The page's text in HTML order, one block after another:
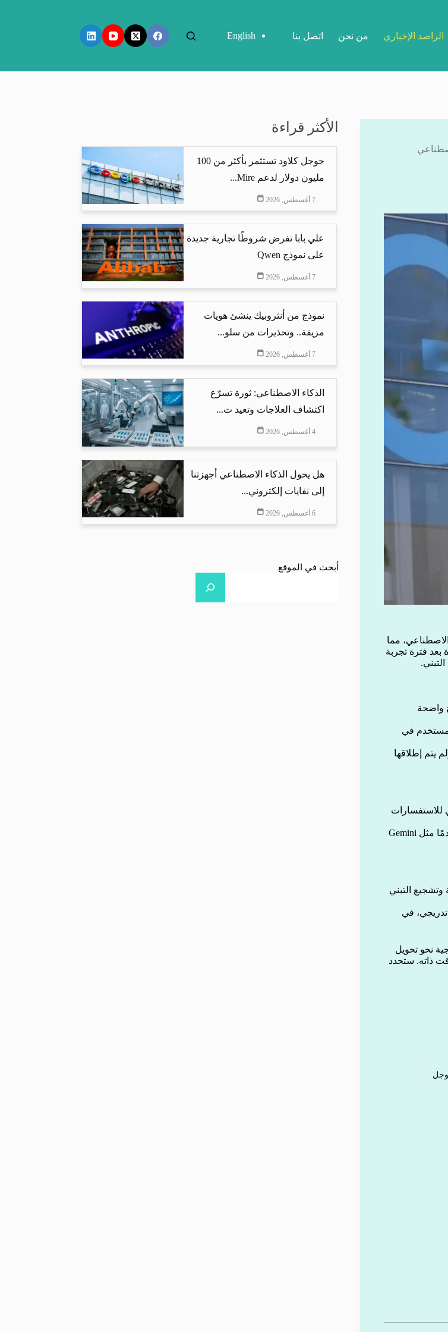
الراصد الإخباري من نحن اتصل بنا English
مما
بعد فترة تجربة
واضحة
في
يتم إطلاقها
للاستفسارات
يحصل مشتركو باقة Google One على الوصول إلى نماذج ذكاء اصطناعي أكثر تقدمًا مثل Gemini
التبني
تدريجي، في
نحو تحويل
ذاته. ستحدد
الأكثر قراءة
جوجل كلاود تستثمر بأكثر من 100
مليون دولار لدعم Mire...
7 أغسطس, 2026
علي بابا تفرض شروطًا تجارية جديدة
على نموذج Qwen
7 أغسطس, 2026
نموذج من أنثروبيك ينشئ هويات
مزيفة.. وتحذيرات من سلو...
7 أغسطس, 2026
الذكاء الاصطناعي: ثورة تسرّع
اكتشاف العلاجات وتعيد ت...
4 أغسطس, 2026
هل يحول الذكاء الاصطناعي أجهزتنا
إلى نفايات إلكتروني...
6 أغسطس, 2026
أبحث في الموقع